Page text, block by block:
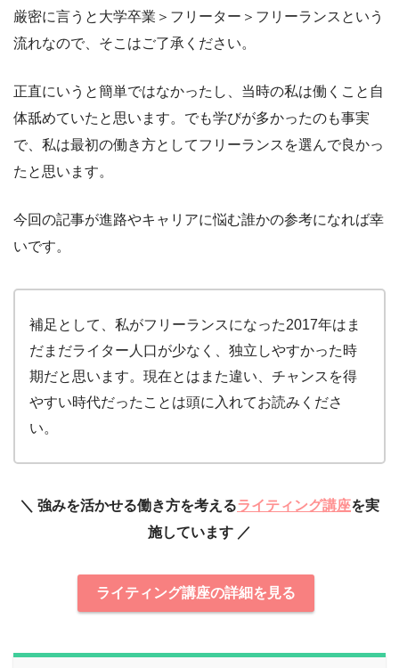
厳密に言うと大学卒業＞フリーター＞フリーランスという
流れなので、そこはご了承ください。
正直にいうと簡単ではなかったし、当時の私は働くこと自
体舐めていたと思います。でも学びが多かったのも事実
で、私は最初の働き方としてフリーランスを選んで良かっ
たと思います。
今回の記事が進路やキャリアに悩む誰かの参考になれば幸
いです。
補足として、私がフリーランスになった2017年はま
だまだライター人口が少なく、独立しやすかった時
期だと思います。現在とはまた違い、チャンスを得
やすい時代だったことは頭に入れてお読みくださ
い。
＼ 強みを活かせる働き方を考えるライティング講座を実
施しています ／
ライティング講座の詳細を見る